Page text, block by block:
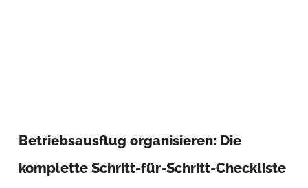
Betriebsausflug organisieren: Die
komplette Schritt-für-Schritt-Checkliste